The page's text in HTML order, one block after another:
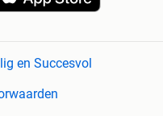
en Succesvol